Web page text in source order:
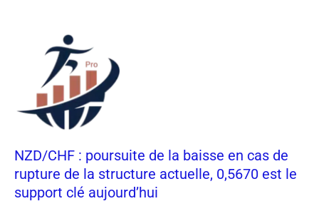
NZD/CHF : poursuite de la baisse en cas de
rupture de la structure actuelle, 0,5670 est le
support clé aujourd’hui